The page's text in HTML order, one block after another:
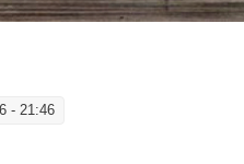
- 21:46